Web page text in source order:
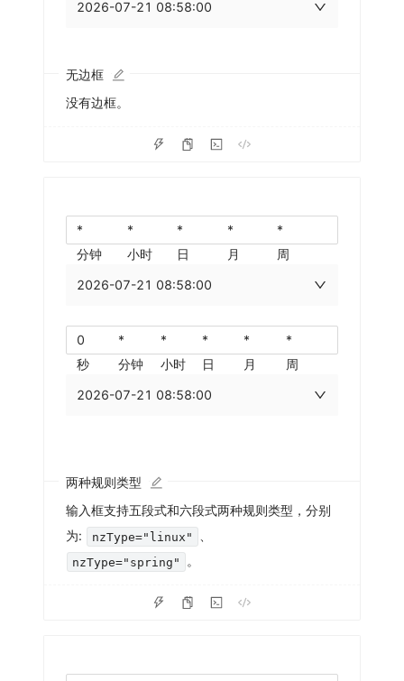
2026-07-21 08:58:00
无边框
没有边框。
分钟 小时 日 月
周
2026-07-21 08:58:00
秒 分钟 小时 日 月
周
2026-07-21 08:58:00
两种规则类型
输入框支持五段式和六段式两种规则类型，分别
为:
nzType="linux"
nzType="spring" 。